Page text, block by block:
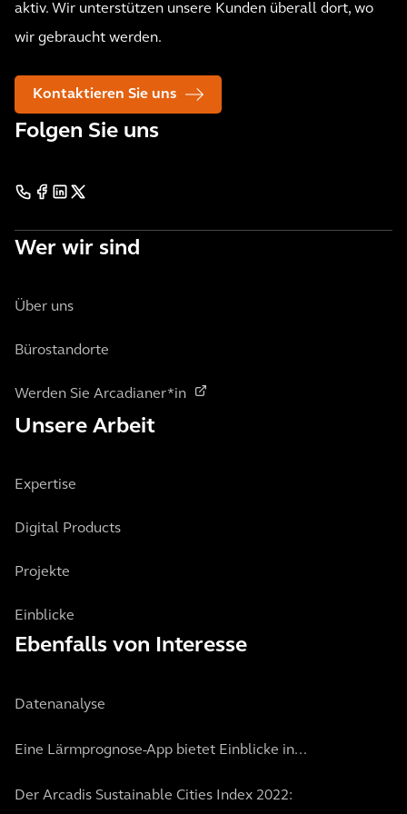
aktiv. Wir unterstützen unsere Kunden überall dort, wo
wir gebraucht werden.
Kontaktieren Sie uns
Folgen Sie uns
Wer wir sind
Über uns
Bürostandorte
Werden Sie Arcadianer*in
Unsere Arbeit
Expertise
Digital Products
Projekte
Einblicke
Ebenfalls von Interesse
Datenanalyse
Eine Lärmprognose-App bietet Einblicke in...
Der Arcadis Sustainable Cities Index 2022: